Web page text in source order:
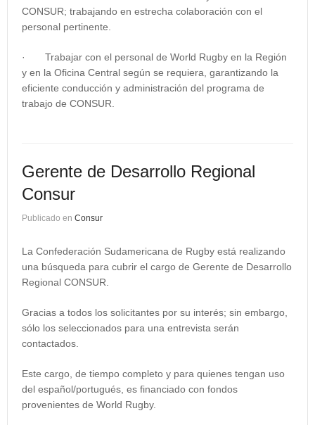
CONSUR; trabajando en estrecha colaboración con el
personal pertinente.
· Trabajar con el personal de World Rugby en la Región
y en la Oficina Central según se requiera, garantizando la
eficiente conducción y administración del programa de
trabajo de CONSUR.
Gerente de Desarrollo Regional
Consur
Publicado en Consur
La Confederación Sudamericana de Rugby está realizando
una búsqueda para cubrir el cargo de Gerente de Desarrollo
Regional CONSUR.
Gracias a todos los solicitantes por su interés; sin embargo,
sólo los seleccionados para una entrevista serán
contactados.
Este cargo, de tiempo completo y para quienes tengan uso
del español/portugués , es financiado con fondos
provenientes de World Rugby.